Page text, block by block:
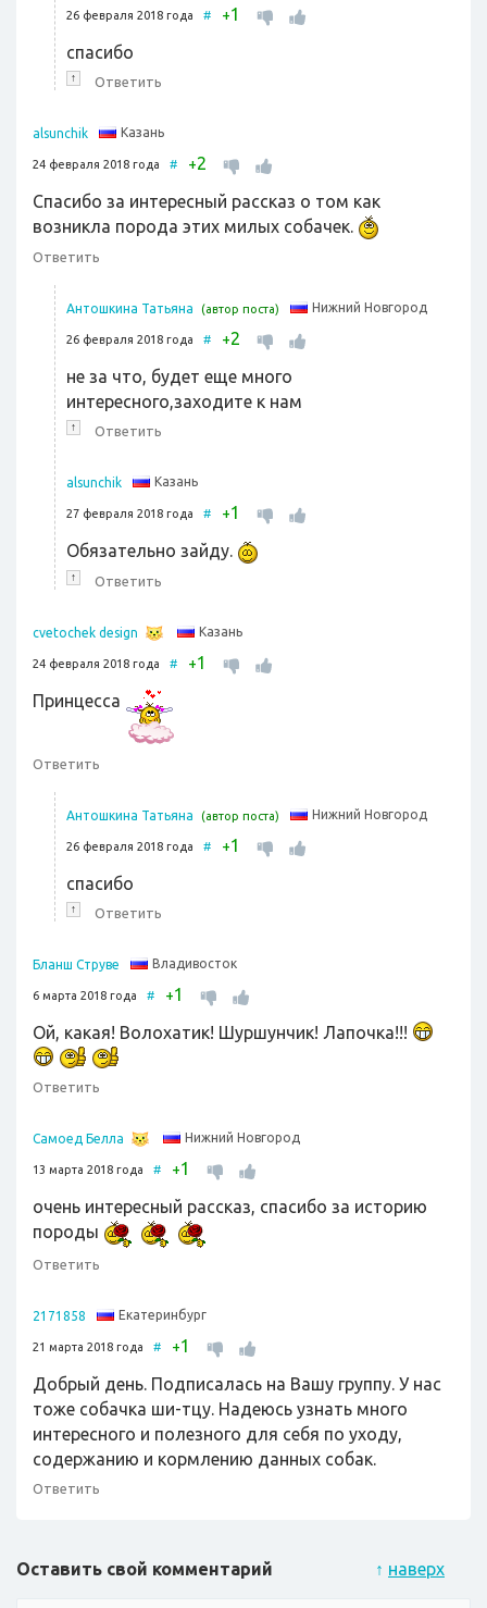
26 февраля 2018 года # +1
спасибо
↑ Ответить
alsunchik Казань
24 февраля 2018 года # +2
Спасибо за интересный рассказ о том как
возникла порода этих милых собачек.
Ответить
Антошкина Татьяна (автор поста) Нижний Новгород
26 февраля 2018 года # +2
не за что, будет еще много
интересного,заходите к нам
↑ Ответить
alsunchik Казань
27 февраля 2018 года # +1
Обязательно зайду.
↑ Ответить
cvetochek design Казань
24 февраля 2018 года # +1
Принцесса
Ответить
Антошкина Татьяна (автор поста) Нижний Новгород
26 февраля 2018 года # +1
спасибо
↑ Ответить
Бланш Струве Владивосток
6 марта 2018 года # +1
Ой, какая! Волохатик! Шуршунчик! Лапочка!!!
Ответить
Самоед Белла Нижний Новгород
13 марта 2018 года # +1
очень интересный рассказ, спасибо за историю
породы
Ответить
2171858 Екатеринбург
21 марта 2018 года # +1
Добрый день. Подписалась на Вашу группу. У нас
тоже собачка ши-тцу. Надеюсь узнать много
интересного и полезного для себя по уходу,
содержанию и кормлению данных собак.
Ответить
↑ наверх
Оставить свой комментарий